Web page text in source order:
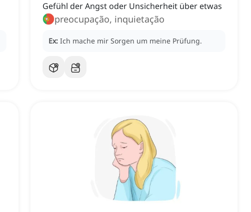
Gefühl der Angst oder Unsicherheit über etwas
preocupação, inquietação
Ex: Ich mache mir Sorgen um meine Prüfung.